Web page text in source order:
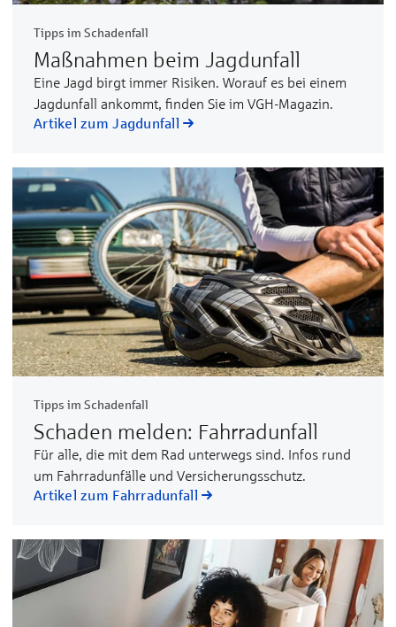
Tipps im Schadenfall
Maßnahmen beim Jagdunfall
Eine Jagd birgt immer Risiken. Worauf es bei einem
Jagdunfall ankommt, finden Sie im VGH-Magazin.
Artikel zum Jagdunfall
Tipps im Schadenfall
Schaden melden: Fahrradunfall
Für alle, die mit dem Rad unterwegs sind. Infos rund
um Fahrradunfälle und Versicherungsschutz.
Artikel zum Fahrradunfall